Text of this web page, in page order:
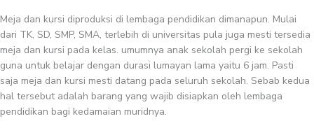
Meja dan kursi diproduksi di lembaga pendidikan dimanapun. Mulai
dari TK, SD, SMP, SMA, terlebih di universitas pula juga mesti tersedia
meja dan kursi pada kelas. umumnya anak sekolah pergi ke sekolah
guna untuk belajar dengan durasi lumayan lama yaitu 6 jam. Pasti
saja meja dan kursi mesti datang pada seluruh sekolah. Sebab kedua
hal tersebut adalah barang yang wajib disiapkan oleh lembaga
pendidikan bagi kedamaian muridnya.